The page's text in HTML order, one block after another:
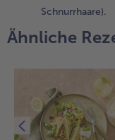
Schnurrhaare).
Ähnliche